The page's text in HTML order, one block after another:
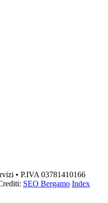
• P.IVA 03781410166
SEO Bergamo Index